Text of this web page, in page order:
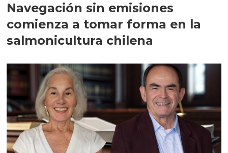
Navegación sin emisiones
comienza a tomar forma en la
salmonicultura chilena